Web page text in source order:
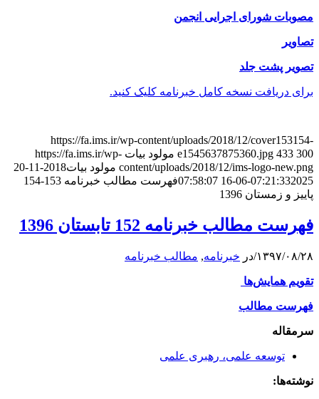
مصوبات شورای اجرایی انجمن
تصاویر
تصویر پشت جلد
برای دریافت نسخه کامل خبرنامه کلیک کنید.
https://fa.ims.ir/wp-content/uploads/2018/12/cover153154-
e1545637875360.jpg 433 300 مولود بیات https://fa.ims.ir/wp-
content/uploads/2018/12/ims-logo-new.png مولود بیات
2018-11-20
07:21:332025-06-16 07:58:07
فهرست مطالب خبرنامه 153-154
پاییز و زمستان 1396
فهرست مطالب خبرنامه 152 تابستان 1396
۱۳۹۷/۰۸/۲۸/در خبرنامه, مطالب خبرنامه
تقویم همایش‌ها
فهرست مطالب
سرمقاله
توسعه علمی، رهبری علمی
نوشته‌ها: